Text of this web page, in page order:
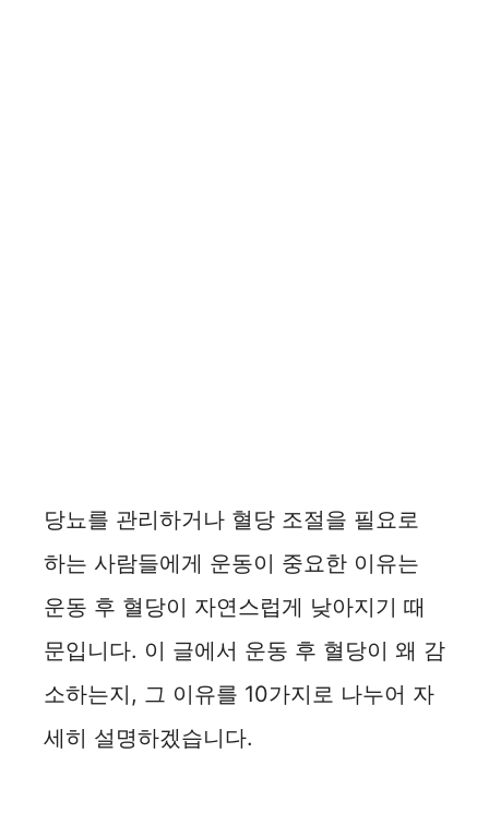
당뇨를 관리하거나 혈당 조절을 필요로
하는 사람들에게 운동이 중요한 이유는
운동 후 혈당이 자연스럽게 낮아지기 때
문입니다. 이 글에서 운동 후 혈당이 왜 감
소하는지, 그 이유를 10가지로 나누어 자
세히 설명하겠습니다.